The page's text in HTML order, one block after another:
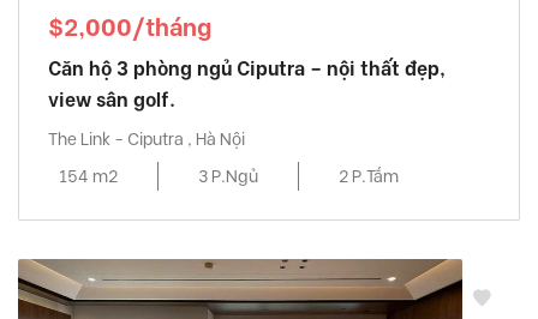
$2,000/tháng
Căn hộ 3 phòng ngủ Ciputra – nội thất đẹp,
view sân golf.
The Link - Ciputra , Hà Nội
154 m2
3 P.Ngủ 2 P.Tắm